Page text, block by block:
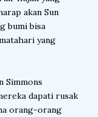
akan Sun
bumi bisa
yang
Simmons
dapati rusak
orang-orang